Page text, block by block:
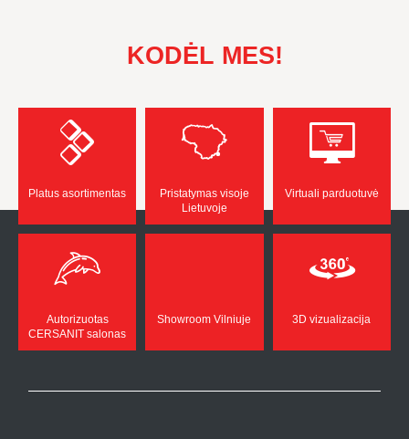
KODĖL MES!
Platus asortimentas
Pristatymas visoje
Lietuvoje
Virtuali parduotuvė
Autorizuotas
CERSANIT salonas
Showroom Vilniuje 3D vizualizacija